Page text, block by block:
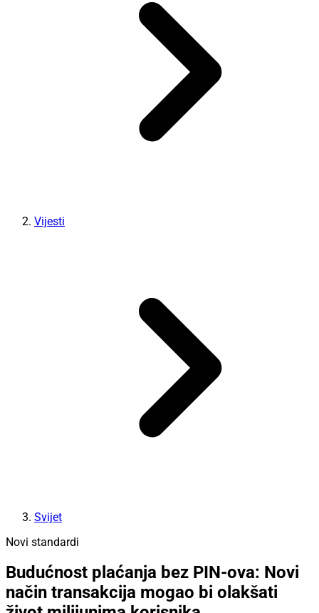
Vijesti
Svijet
Novi standardi
Budućnost plaćanja bez PIN-ova: Novi
način transakcija mogao bi olakšati